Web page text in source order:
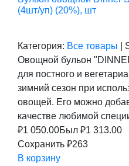
(4шт/уп) (20%), шт
Категория: Все товары
Овощной бульон
для постного и
зимний сезон при
овощей. Его можно
качестве любимой
₽1 050.00Был ₽1 313.00
Сохранить ₽263
В корзину